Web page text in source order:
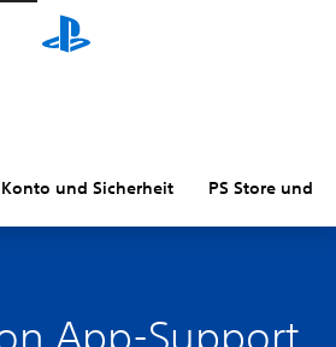
Konto und Sicherheit PS Store und
App-Support